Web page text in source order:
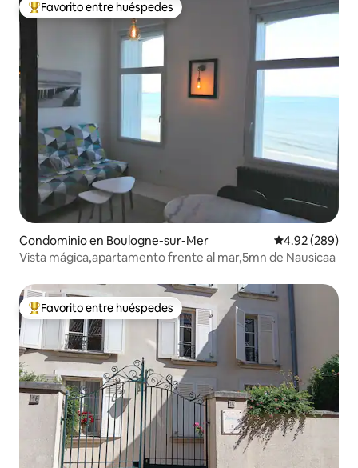
De los mejores en Favorito entre huéspedes
Favorito entre huéspedes
Condominio en Boulogne-sur-Mer Calificación
4.92 (289)
Vista mágica,apartamento frente al mar,5mn de Nausicaa
De los mejores en Favorito entre huéspedes
Favorito entre huéspedes